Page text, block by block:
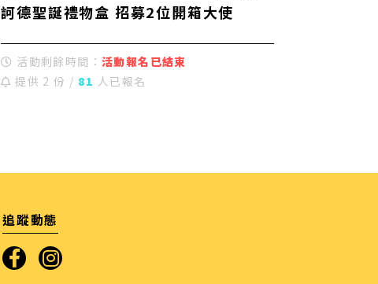
訶德聖誕禮物盒 招募2位開箱大使
活動剩餘時間： 活動報名已結束
提供 2 份 / 81 人已報名
追蹤動態